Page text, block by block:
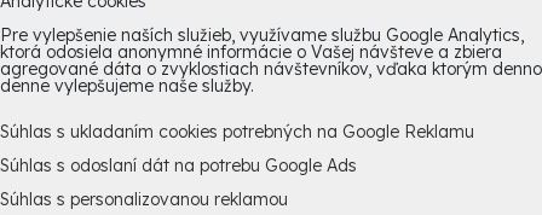
Pre vylepšenie naších služieb, využívame službu Google Analytics,
ktorá odosiela anonymné informácie o Vašej návšteve a zbiera
agregované dáta o zvyklostiach návštevníkov, vďaka ktorým denno
denne vylepšujeme naše služby.
Súhlas s ukladaním cookies potrebných na Google Reklamu
Súhlas s odoslaní dát na potrebu Google Ads
Súhlas s personalizovanou reklamou